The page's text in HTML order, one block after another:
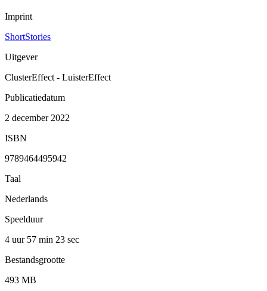
Imprint
ShortStories
Uitgever
ClusterEffect - LuisterEffect
Publicatiedatum
2 december 2022
ISBN
9789464495942
Taal
Nederlands
Speelduur
4 uur 57 min 23 sec
Bestandsgrootte
493 MB